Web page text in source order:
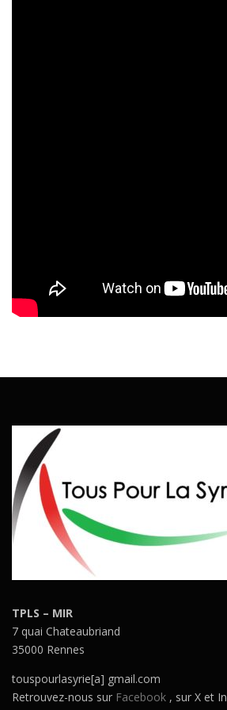
TPLS – MIR
7 quai Chateaubriand
35000 Rennes
touspourlasyrie[a] gmail.com
Retrouvez-nous sur Facebook , sur X et